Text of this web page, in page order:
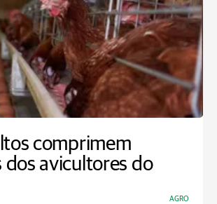
comprimem
dos avicultores do
AGRO